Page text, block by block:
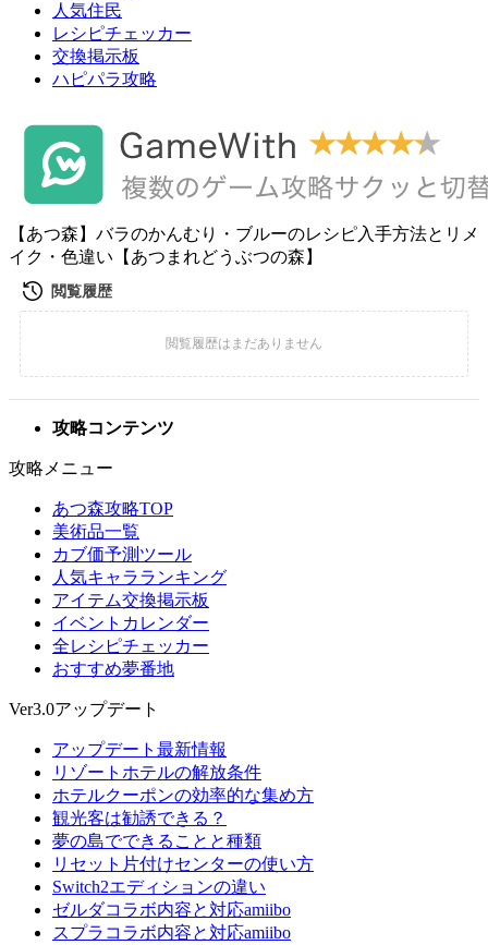
人気住民
レシピチェッカー
交換掲示板
ハピパラ攻略
【あつ森】バラのかんむり・ブルーのレシピ入手方法とリメ
イク・色違い【あつまれどうぶつの森】
攻略コンテンツ
攻略メニュー
あつ森攻略TOP
美術品一覧
カブ価予測ツール
人気キャラランキング
アイテム交換掲示板
イベントカレンダー
全レシピチェッカー
おすすめ夢番地
Ver3.0アップデート
アップデート最新情報
リゾートホテルの解放条件
ホテルクーポンの効率的な集め方
観光客は勧誘できる？
夢の島でできることと種類
リセット片付けセンターの使い方
Switch2エディションの違い
ゼルダコラボ内容と対応amiibo
スプラコラボ内容と対応amiibo